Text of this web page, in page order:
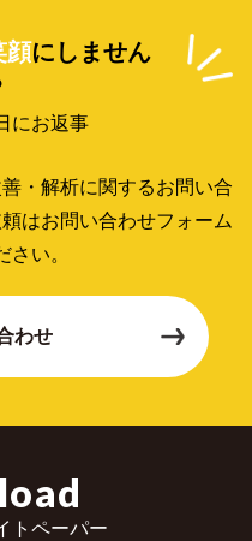
顔にしません
にお返事
・解析に関するお問い合
はお問い合わせフォーム
さい。
わせ
トペーパー